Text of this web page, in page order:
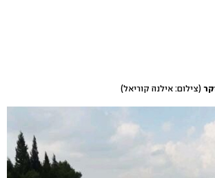
(צילום: אילנה קוריאל)